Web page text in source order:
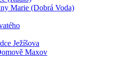
Marie (Dobrá Voda)
Ježíšova
Maxov